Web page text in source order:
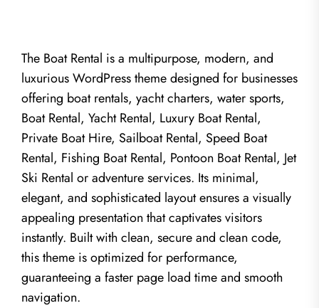
The Boat Rental is a multipurpose, modern, and
luxurious WordPress theme designed for businesses
offering boat rentals, yacht charters, water sports,
Boat Rental, Yacht Rental, Luxury Boat Rental,
Private Boat Hire, Sailboat Rental, Speed Boat
Rental, Fishing Boat Rental, Pontoon Boat Rental, Jet
Ski Rental or adventure services. Its minimal,
elegant, and sophisticated layout ensures a visually
appealing presentation that captivates visitors
instantly. Built with clean, secure and clean code,
this theme is optimized for performance,
guaranteeing a faster page load time and smooth
navigation.